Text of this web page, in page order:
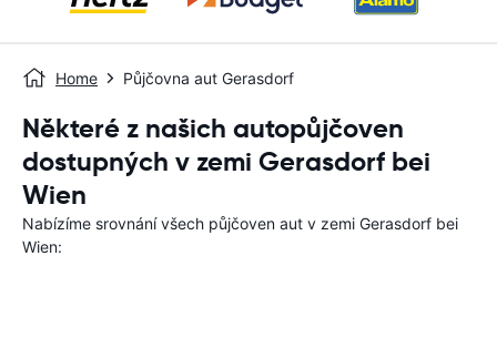
Home Půjčovna aut Gerasdorf
Některé z našich autopůjčoven
dostupných v zemi Gerasdorf bei
Wien
Nabízíme srovnání všech půjčoven aut v zemi Gerasdorf bei
Wien: